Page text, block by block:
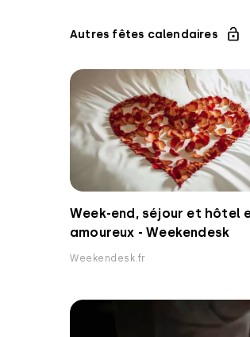
Autres fêtes calendaires
Week-end, séjour et hôtel
amoureux - Weekendesk
Weekendesk.fr